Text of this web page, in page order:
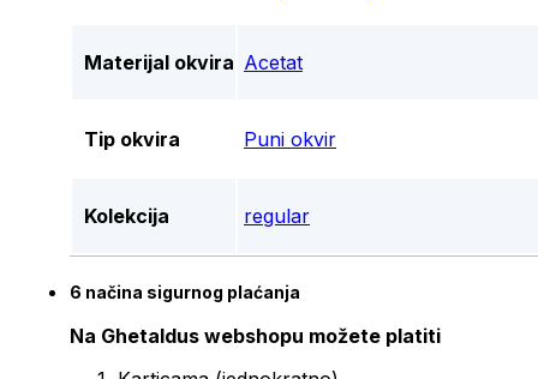
Materijal okvira Acetat
Tip okvira Puni okvir
Kolekcija regular
6 načina sigurnog plaćanja
Na Ghetaldus webshopu možete platiti